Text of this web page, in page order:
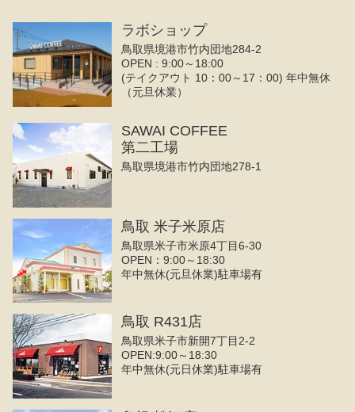
ラボショップ
鳥取県境港市竹内団地284-2
OPEN : 9:00～18:00
(テイクアウト 10：00～17：00) 年中無休
（元旦休業）
SAWAI COFFEE
第二工場
鳥取県境港市竹内団地278-1
鳥取 米子米原店
鳥取県米子市米原4丁目6-30
OPEN：9:00～18:30
年中無休(元旦休業)駐車場有
鳥取 R431店
鳥取県米子市新開7丁目2-2
OPEN:9:00～18:30
年中無休(元日休業)駐車場有